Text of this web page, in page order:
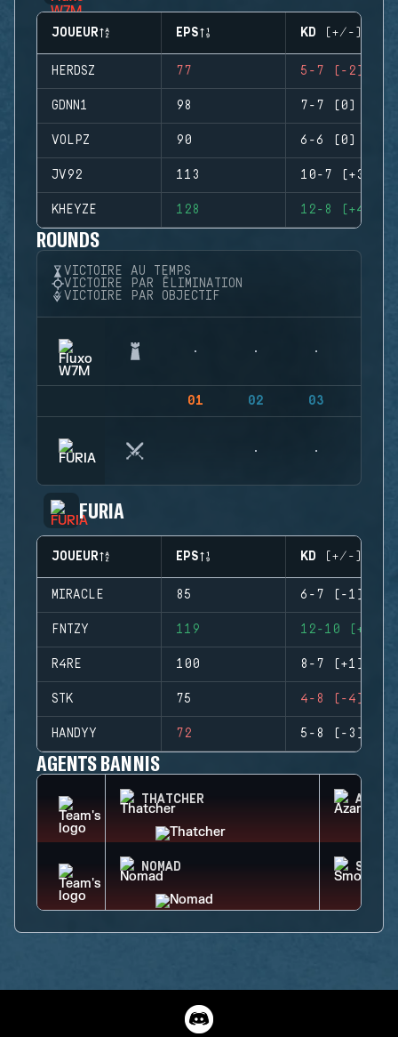
JOUEUR EPS KD (+/-)
HERDSZ 77 5-7 (-2)
GDNN1 98 7-7 (0)
VOLPZ 90 6-6 (0)
JV92 113 10-7 (+3)
KHEYZE 128 12-8 (+4)
ROUNDS
VICTOIRE AU TEMPS
VICTOIRE PAR ÉLIMINATION
VICTOIRE PAR OBJECTIF
01 02 03
FURIA
JOUEUR EPS KD (+/-)
MIRACLE 85 6-7 (-1)
FNTZY 119 12-10 (+2)
R4RE 100 8-7 (+1)
STK 75 4-8 (-4)
HANDYY 72 5-8 (-3)
AGENTS BANNIS
THATCHER AZAMI
NOMAD SMOKE